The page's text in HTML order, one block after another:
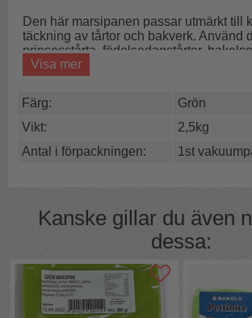
Den här marsipanen passar utmärkt till
täckning av tårtor och bakverk. Använd
prinsesstårta, födelsedagstårtor,
eller andra vackra godsaker.
modellering av figurer, rosor och andra
Diplom marzipan är mycket uppskattad
flitigt av konditorer i hela Norden.
Visa mer
Färg:
Grön
Vikt:
2,5kg
Antal i förpackningen:
1st
Kanske gillar du även
dessa: